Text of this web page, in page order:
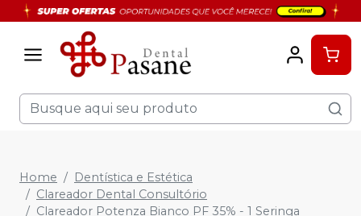
Home
Dentística e Estética
Clareador Dental Consultório
Clareador Potenza Bianco PF 35% - 1 Seringa